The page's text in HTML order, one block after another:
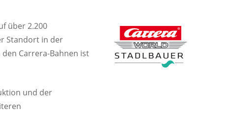
über 2.200
Standort in der
Carrera-Bahnen ist
und der